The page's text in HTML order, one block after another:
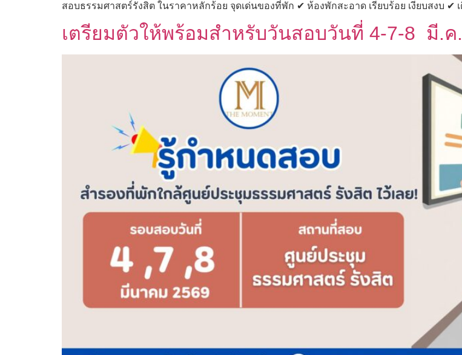
สอบธรรมศาสตร์รังสิต ในราคาหลักร้อย จุดเด่นของที่พัก ✔ ห้องพักสะอาด เรียบร้อย เงียบสงบ ✔
เตรียมตัวให้พร้อมสำหรับวันสอบวันที่ 4-7-8 มี.ค